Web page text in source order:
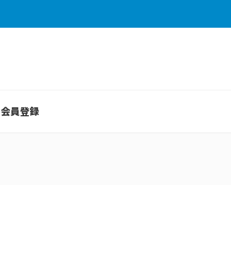
会員登録